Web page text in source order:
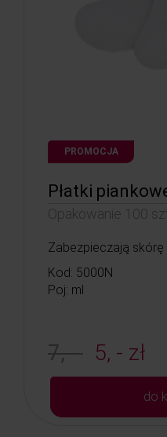
PROMOCJA
Płatki
Opakowanie 100
Zabezpieczają
Kod: 5000N
Poj: ml
7, - 5, - zł
do